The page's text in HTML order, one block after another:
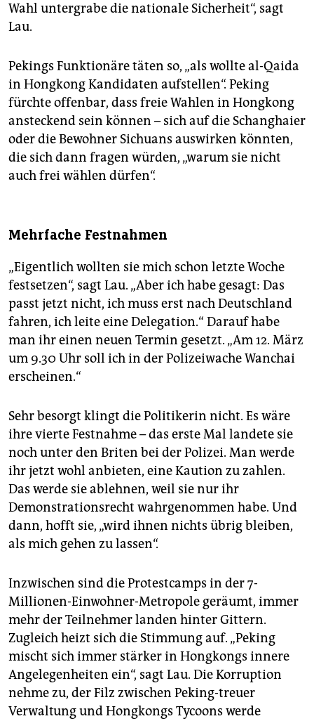
Wahl untergrabe die nationale Sicherheit“, sagt
Lau.
Pekings Funktionäre täten so, „als wollte al-Qaida
in Hongkong Kandidaten aufstellen“. Peking
fürchte offenbar, dass freie Wahlen in Hongkong
ansteckend sein können – sich auf die Schanghaier
oder die Bewohner Sichuans auswirken könnten,
die sich dann fragen würden, „warum sie nicht
auch frei wählen dürfen“.
Mehrfache Festnahmen
„Eigentlich wollten sie mich schon letzte Woche
festsetzen“, sagt Lau. „Aber ich habe gesagt: Das
passt jetzt nicht, ich muss erst nach Deutschland
fahren, ich leite eine Delegation.“ Darauf habe
man ihr einen neuen Termin gesetzt. „Am 12. März
um 9.30 Uhr soll ich in der Polizeiwache Wanchai
erscheinen.“
Sehr besorgt klingt die Politikerin nicht. Es wäre
ihre vierte Festnahme – das erste Mal landete sie
noch unter den Briten bei der Polizei. Man werde
ihr jetzt wohl anbieten, eine Kaution zu zahlen.
Das werde sie ablehnen, weil sie nur ihr
Demonstrationsrecht wahrgenommen habe. Und
dann, hofft sie, „wird ihnen nichts übrig bleiben,
als mich gehen zu lassen“.
Inzwischen sind die Protestcamps in der 7-
Millionen-Einwohner-Metropole geräumt, immer
mehr der Teilnehmer landen hinter Gittern.
Zugleich heizt sich die Stimmung auf. „Peking
mischt sich immer stärker in Hongkongs innere
Angelegenheiten ein“, sagt Lau. Die Korruption
nehme zu, der Filz zwischen Peking-treuer
Verwaltung und Hongkongs Tycoons werde